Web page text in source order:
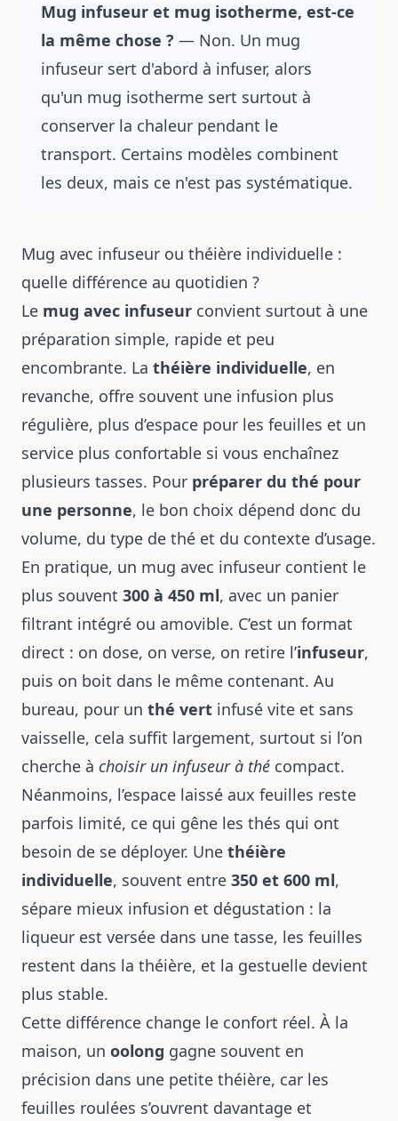
Mug infuseur et mug isotherme, est-ce
la même chose ? — Non. Un mug
infuseur sert d'abord à infuser, alors
qu'un mug isotherme sert surtout à
conserver la chaleur pendant le
transport. Certains modèles combinent
les deux, mais ce n'est pas systématique.
Mug avec infuseur ou théière individuelle :
quelle différence au quotidien ?
Le mug avec infuseur convient surtout à une
préparation simple, rapide et peu
encombrante. La théière individuelle, en
revanche, offre souvent une infusion plus
régulière, plus d’espace pour les feuilles et un
service plus confortable si vous enchaînez
plusieurs tasses. Pour préparer du thé pour
une personne, le bon choix dépend donc du
volume, du type de thé et du contexte d’usage.
En pratique, un mug avec infuseur contient le
plus souvent 300 à 450 ml, avec un panier
filtrant intégré ou amovible. C’est un format
direct : on dose, on verse, on retire l’infuseur,
puis on boit dans le même contenant. Au
bureau, pour un thé vert infusé vite et sans
vaisselle, cela suffit largement, surtout si l’on
cherche à choisir un infuseur à thé compact.
Néanmoins, l’espace laissé aux feuilles reste
parfois limité, ce qui gêne les thés qui ont
besoin de se déployer. Une théière
individuelle, souvent entre 350 et 600 ml,
sépare mieux infusion et dégustation : la
liqueur est versée dans une tasse, les feuilles
restent dans la théière, et la gestuelle devient
plus stable.
Cette différence change le confort réel. À la
maison, un oolong gagne souvent en
précision dans une petite théière, car les
feuilles roulées s’ouvrent davantage et